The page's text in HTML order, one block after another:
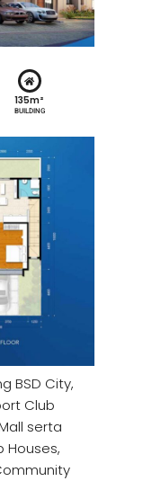
135m²
BUILDING
BSD City,
Club
serta
Houses,